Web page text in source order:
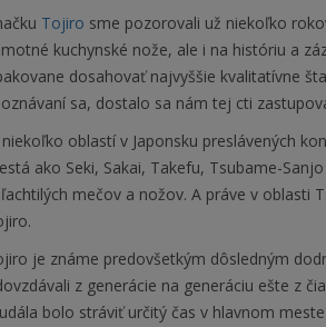
Tojiro sme pozorovali už niekoľko
kuchynské nože, ale i na históriu a
dosahovať najvyššie kvalitatívne
sa, dostalo sa nám tej cti
niekoľko oblastí v Japonsku preslávených
ako Seki, Sakai, Takefu, Tsubame-
mečov a nožov. A práve v oblasti
je známe predovšetkým dôsledným
z generácie na generáciu ešte z
bolo stráviť určitý čas v hlavnom